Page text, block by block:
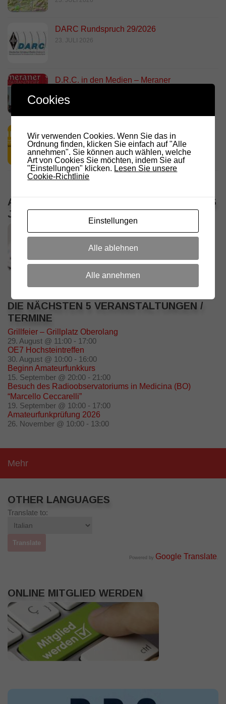
DARC Rundspruch 29/2026
23. JULI 2026
D.R.C. in den Medien – Meraner
18. JULI 2026
HamRadio Friedrichshafen 2026
11. JULI 2026
ALLE VERANSTALTUNGEN / TERMINE DES
JAHRES
DIE NÄCHSTEN 5 VERANSTALTUNGEN /
TERMINE
Grillfeier – Grillplatz Oberolang
29. August @ 11:00 - 17:00
OE7 Hochsteintreffen
30. August @ 10:00 - 16:00
Beginn Amateurfunkkurs
15. September @ 20:00 - 21:00
Besuch des Radioobservatoriums in Medicina (BO)
“Marcello Ceccarelli”
19. September @ 10:00 - 17:00
Amateurfunkprüfung 2026
26. November @ 10:00 - 13:00
Mehr
OTHER LANGUAGES
Translate to:
Powered by Google Translate
ONLINE MITGLIED WERDEN
Cookies
Wir verwenden Cookies. Wenn Sie das in
Ordnung finden, klicken Sie einfach auf "Alle
annehmen". Sie können auch wählen, welche
Art von Cookies Sie möchten, indem Sie auf
"Einstellungen" klicken. Lesen Sie unsere
Cookie-Richtlinie
Einstellungen
Alle ablehnen
Alle annehmen